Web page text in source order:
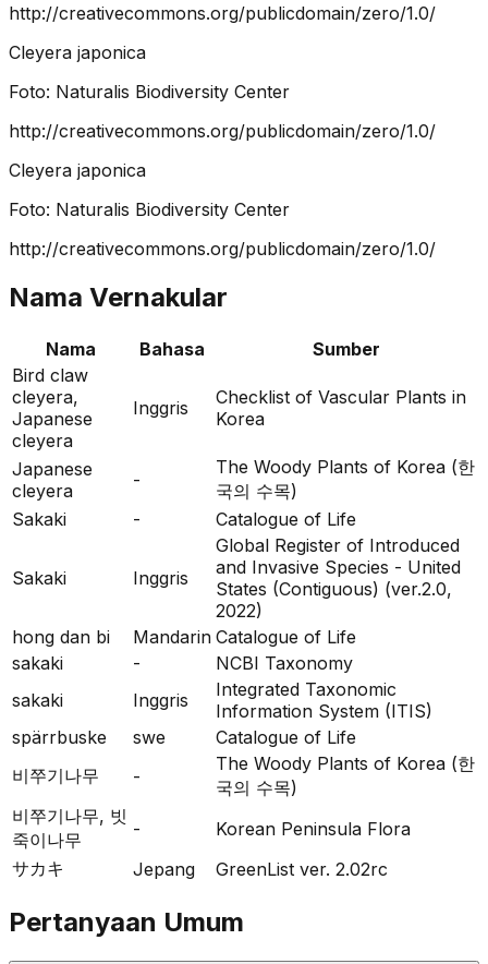
http://creativecommons.org/publicdomain/zero/1.0/
Cleyera japonica
Foto: Naturalis Biodiversity Center
http://creativecommons.org/publicdomain/zero/1.0/
Cleyera japonica
Foto: Naturalis Biodiversity Center
http://creativecommons.org/publicdomain/zero/1.0/
Nama Vernakular
Nama Bahasa
Sumber
Bird claw
cleyera,
Japanese
cleyera
Inggris
Checklist of Vascular Plants in
Korea
Japanese
cleyera
-
The Woody Plants of Korea (한
국의 수목)
Sakaki
- Catalogue of Life
Sakaki Inggris
Global Register of Introduced
and Invasive Species - United
States (Contiguous) (ver.2.0,
2022)
hong dan bi
Mandarin Catalogue of Life
sakaki
-
NCBI Taxonomy
sakaki
Inggris
Integrated Taxonomic
Information System (ITIS)
spärrbuske
swe
Catalogue of Life
비쭈기나무
-
The Woody Plants of Korea (한
국의 수목)
비쭈기나무, 빗
죽이나무
-
Korean Peninsula Flora
サカキ
Jepang GreenList ver. 2.02rc
Pertanyaan Umum